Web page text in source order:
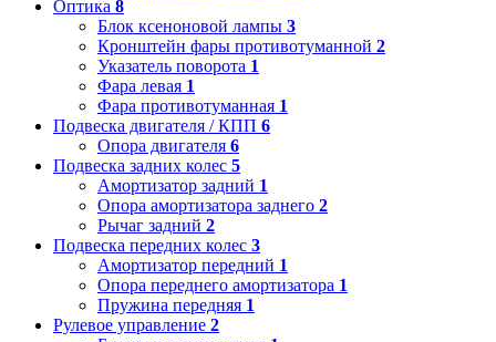
Оптика 8
Блок ксеноновой лампы 3
Кронштейн фары противотуманной 2
Указатель поворота 1
Фара левая 1
Фара противотуманная 1
Подвеска двигателя / КПП 6
Опора двигателя 6
Подвеска задних колес 5
Амортизатор задний 1
Опора амортизатора заднего 2
Рычаг задний 2
Подвеска передних колес 3
Амортизатор передний 1
Опора переднего амортизатора 1
Пружина передняя 1
Рулевое управление 2